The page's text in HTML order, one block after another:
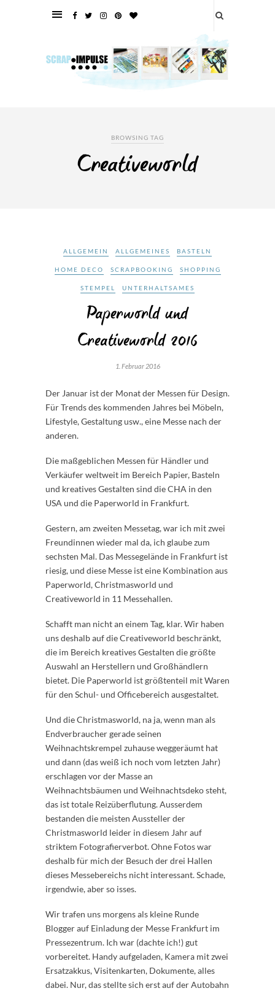
BROWSING TAG
Creativeworld
ALLGEMEIN ALLGEMEINES BASTELN
HOME DECO SCRAPBOOKING SHOPPING
STEMPEL UNTERHALTSAMES
Paperworld und
Creativeworld 2016
1. Februar 2016
Der Januar ist der Monat der Messen für Design.
Für Trends des kommenden Jahres bei Möbeln,
Lifestyle, Gestaltung usw., eine Messe nach der
anderen.
Die maßgeblichen Messen für Händler und
Verkäufer weltweit im Bereich Papier, Basteln
und kreatives Gestalten sind die CHA in den
USA und die Paperworld in Frankfurt.
Gestern, am zweiten Messetag, war ich mit zwei
Freundinnen wieder mal da, ich glaube zum
sechsten Mal. Das Messegelände in Frankfurt ist
riesig, und diese Messe ist eine Kombination aus
Paperworld, Christmasworld und
Creativeworld in 11 Messehallen.
Schafft man nicht an einem Tag, klar. Wir haben
uns deshalb auf die Creativeworld beschränkt,
die im Bereich kreatives Gestalten die größte
Auswahl an Herstellern und Großhändlern
bietet. Die Paperworld ist größtenteil mit Waren
für den Schul- und Officebereich ausgestaltet.
Und die Christmasworld, na ja, wenn man als
Endverbraucher gerade seinen
Weihnachtskrempel zuhause weggeräumt hat
und dann (das weiß ich noch vom letzten Jahr)
erschlagen vor der Masse an
Weihnachtsbäumen und Weihnachtsdeko steht,
das ist totale Reizüberflutung. Ausserdem
bestanden die meisten Aussteller der
Christmasworld leider in diesem Jahr auf
striktem Fotografierverbot. Ohne Fotos war
deshalb für mich der Besuch der drei Hallen
dieses Messebereichs nicht interessant. Schade,
irgendwie, aber so isses.
Wir trafen uns morgens als kleine Runde
Blogger auf Einladung der Messe Frankfurt im
Pressezentrum. Ich war (dachte ich!) gut
vorbereitet. Handy aufgeladen, Kamera mit zwei
Ersatzakkus, Visitenkarten, Dokumente, alles
dabei. Nur, das stellte sich erst auf der Autobahn